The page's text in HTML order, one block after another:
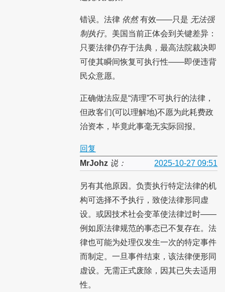
错误。法律 依然有效——只是 无法强
制执行。美国当前正体会到关键差异：
只要法律仍存于法典，最高法院裁决即
可使其瞬间恢复可执行性——即便违背
民众意愿。
正确做法应是“清理”不可执行的法律，
但政客们(可以理解地)不愿为此耗费政
治资本，毕竟此事毫无实际回报。
回复
MrJohz说： 2025-10-27 09:51
另有其他原因。负责执行特定法律的机
构可选择不予执行，致使法律形同虚
设。或因技术社会变革使法律过时——
例如原法律规范的事态已不复存在。法
律也可能为处理仅发生一次的特定事件
而制定。一旦事件结束，该法律便形同
虚设。无需正式废除，因其已失去适用
性。